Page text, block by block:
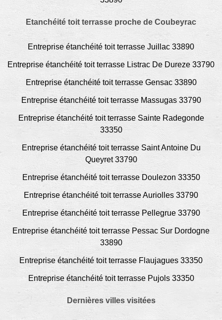
Etanchéité toit terrasse proche de Coubeyrac
Entreprise étanchéité toit terrasse Juillac 33890
Entreprise étanchéité toit terrasse Listrac De Dureze 33790
Entreprise étanchéité toit terrasse Gensac 33890
Entreprise étanchéité toit terrasse Massugas 33790
Entreprise étanchéité toit terrasse Sainte Radegonde
33350
Entreprise étanchéité toit terrasse Saint Antoine Du
Queyret 33790
Entreprise étanchéité toit terrasse Doulezon 33350
Entreprise étanchéité toit terrasse Auriolles 33790
Entreprise étanchéité toit terrasse Pellegrue 33790
Entreprise étanchéité toit terrasse Pessac Sur Dordogne
33890
Entreprise étanchéité toit terrasse Flaujagues 33350
Entreprise étanchéité toit terrasse Pujols 33350
Dernières villes visitées